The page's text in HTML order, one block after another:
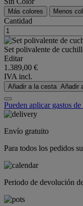
Más colores Menos
Cantidad
Set polivalente de
Editar
1.389,00 €
IVA incl.
Añadir a la cesta Añadir
Pueden aplicar gastos
Envío gratuito
Para todos los pedidos
Periodo de devolución